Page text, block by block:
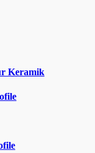
Keramik